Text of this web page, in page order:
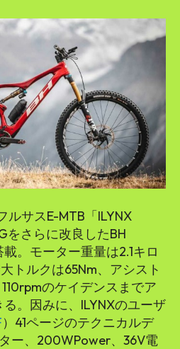
ルサスE-MTB「ILYNX
をさらに改良したBH
。モーター重量は2.1キロ
トルクは65Nm、アシスト
のケイデンスまでア
。因みに、ILYNXのユーザ
）41ページのテクニカルデ
ー、200WPower、36V電